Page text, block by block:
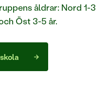
åldrar: Nord 1-3
Öst 3-5 år.